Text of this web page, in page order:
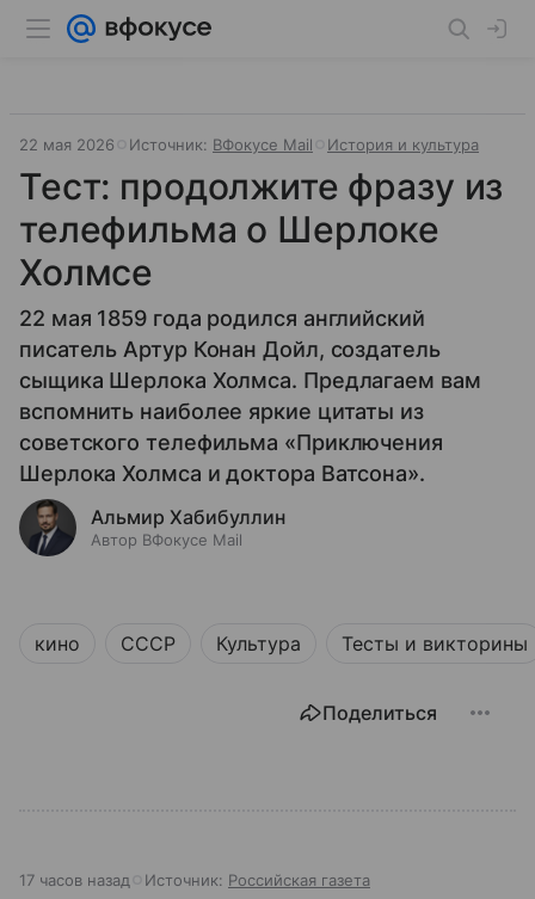
22 мая 2026 Источник: ВФокусе Mail История и культура
Тест: продолжите фразу из
телефильма о Шерлоке
Холмсе
22 мая 1859 года родился английский
писатель Артур Конан Дойл, создатель
сыщика Шерлока Холмса. Предлагаем вам
вспомнить наиболее яркие цитаты из
советского телефильма «Приключения
Шерлока Холмса и доктора Ватсона».
Альмир Хабибуллин
Автор ВФокусе Mail
кино СССР Культура Тесты и викторины
Поделиться
17 часов назад Источник: Российская газета